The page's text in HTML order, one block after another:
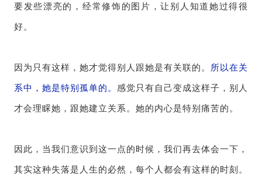
要发些漂亮的，经常修饰的图片，让别人知道她过得很
好。
因为只有这样，她才觉得别人跟她是有关联的。 所以在关
系中，她是特别孤单的。 感觉只有自己变成这样子，别人
才会理睬她，跟她建立关系。她的内心是特别痛苦的。
因此，当我们意识到这一点的时候，我们再去体会一下，
其实这种失落是人生的必然，每个人都会有这样的时刻。